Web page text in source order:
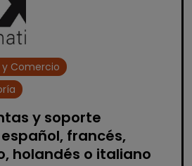
Comercio
y soporte
francés,
holandés o italiano